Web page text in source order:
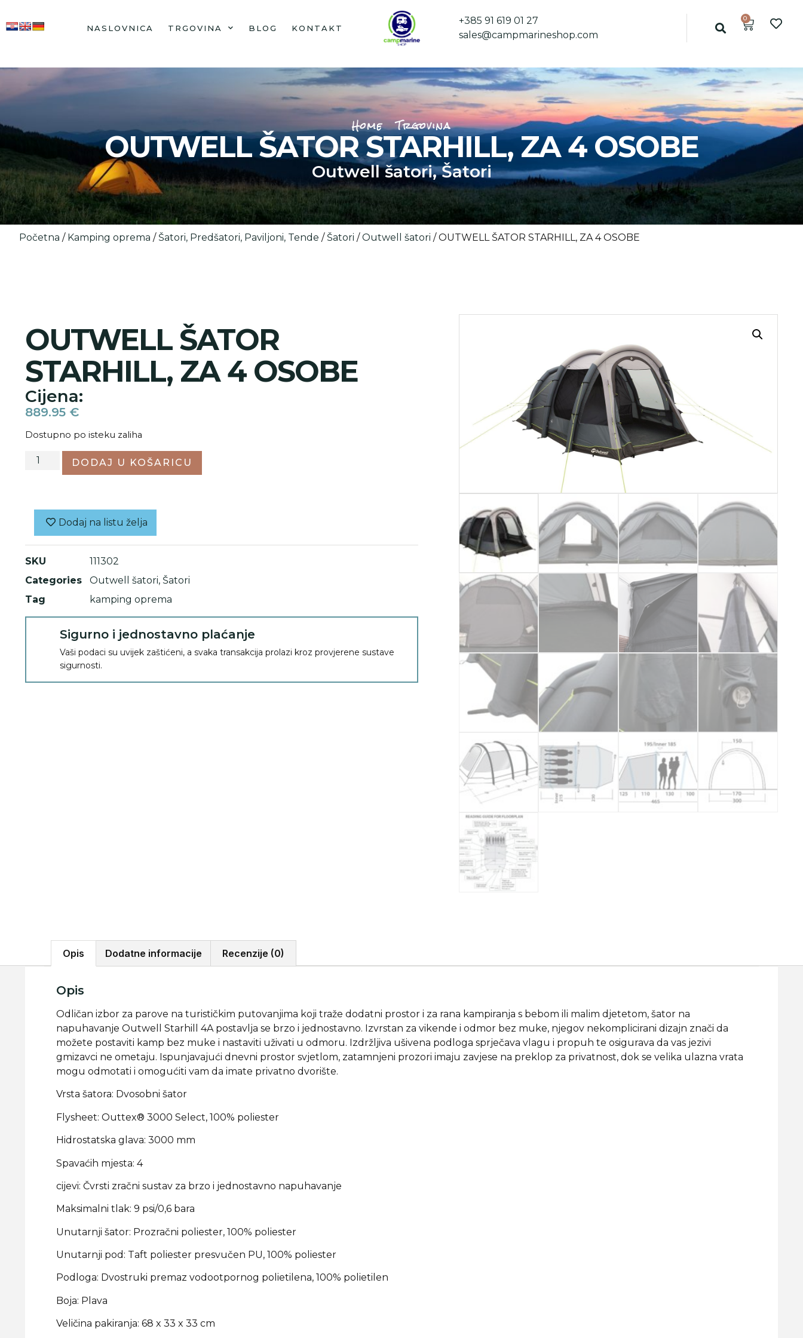
NASLOVNICA TRGOVINA BLOG KONTAKT
+385 91 619 01 27
sales@campmarineshop.com
0
Home Trgovina
OUTWELL ŠATOR STARHILL, ZA 4 OSOBE
Outwell šatori,Šatori
Početna / Kamping oprema / Šatori, Predšatori, Paviljoni, Tende / Šatori /Outwell šatori / OUTWELL ŠATOR STARHILL, ZA 4 OSOBE
OUTWELL ŠATOR
STARHILL, ZA 4 OSOBE
Cijena:
889.95 €
Dostupno po isteku zaliha
DODAJ U KOŠARICU
Dodaj na listu želja
SKU
111302
Categories
Outwell šatori, Šatori
Tag
kamping oprema
Sigurno i jednostavno plaćanje
Vaši podaci su uvijek zaštićeni, a svaka transakcija prolazi kroz provjerene sustave
sigurnosti.
Opis Dodatne informacije Recenzije (0)
Opis
Odličan izbor za parove na turističkim putovanjima koji traže dodatni prostor i za rana kampiranja s bebom ili malim djetetom, šator na
napuhavanje Outwell Starhill 4A postavlja se brzo i jednostavno. Izvrstan za vikende i odmor bez muke, njegov nekomplicirani dizajn znači da
možete postaviti kamp bez muke i nastaviti uživati ​​u odmoru. Izdržljiva ušivena podloga sprječava vlagu i propuh te osigurava da vas jezivi
gmizavci ne ometaju. Ispunjavajući dnevni prostor svjetlom, zatamnjeni prozori imaju zavjese na preklop za privatnost, dok se velika ulazna vrata
mogu odmotati i omogućiti vam da imate privatno dvorište.
Vrsta šatora: Dvosobni šator
Flysheet: Outtex® 3000 Select, 100% poliester
Hidrostatska glava: 3000 mm
Spavaćih mjesta: 4
cijevi: Čvrsti zračni sustav za brzo i jednostavno napuhavanje
Maksimalni tlak: 9 psi/0,6 bara
Unutarnji šator: Prozračni poliester, 100% poliester
Unutarnji pod: Taft poliester presvučen PU, 100% poliester
Podloga: Dvostruki premaz vodootpornog polietilena, 100% polietilen
Boja: Plava
Veličina pakiranja: 68 x 33 x 33 cm